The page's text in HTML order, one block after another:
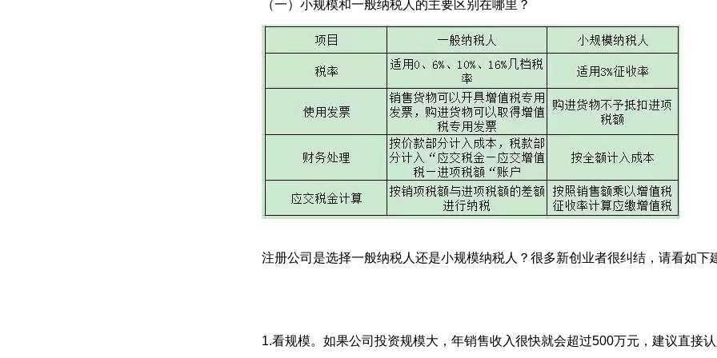
（一）小规模和一般纳税人的主要区别在哪里？
注册公司是选择一般纳税人还是小规模纳税人？很多新创业者很纠结，请看如下
1.看规模。如果公司投资规模大，年销售收入很快就会超过500万元，建议直接